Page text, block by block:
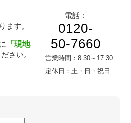
ます。
「現地
さい。
電話：
0120-
50-7660
営業時間：8:30～17:30
定休日： 土・日・祝日